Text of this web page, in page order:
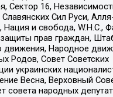
Сектор 16,
Сил Руси,
Нация и свобода, W.H.С.,
прав граждан,
движения, Народное
Родов, Совет Советских
украинских
Весна, Верховный
совета народных